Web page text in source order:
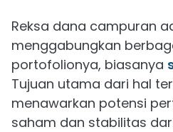
Reksa dana campuran
menggabungkan
portofolionya, biasanya
Tujuan utama dari hal
menawarkan potensi
saham dan stabilitas